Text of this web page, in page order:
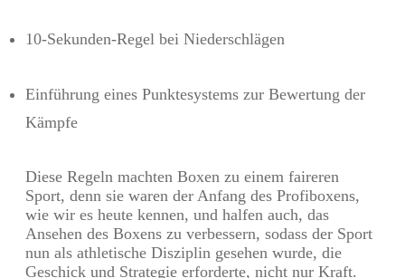
10-Sekunden-Regel bei Niederschlägen
Einführung eines Punktesystems zur Bewertung der
Kämpfe
Diese Regeln machten Boxen zu einem faireren
Sport, denn sie waren der Anfang des Profiboxens,
wie wir es heute kennen, und halfen auch, das
Ansehen des Boxens zu verbessern, sodass der Sport
nun als athletische Disziplin gesehen wurde, die
Geschick und Strategie erforderte, nicht nur Kraft.